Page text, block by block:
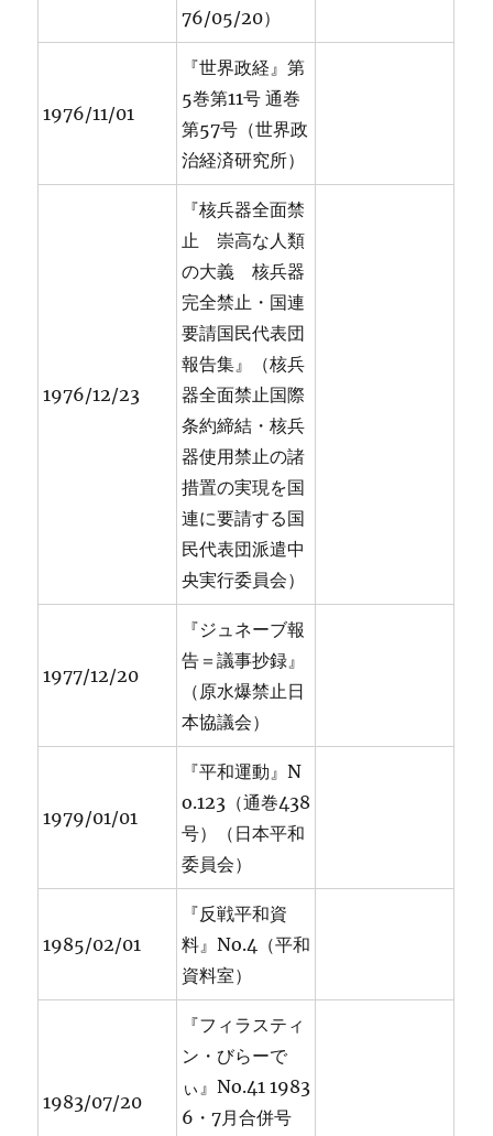
76/05/20）
1976/11/01
『世界政経』第
5巻第11号 通巻
第57号（世界政
治経済研究所）
1976/12/23
『核兵器全面禁
止 崇高な人類
の大義 核兵器
完全禁止・国連
要請国民代表団
報告集』（核兵
器全面禁止国際
条約締結・核兵
器使用禁止の諸
措置の実現を国
連に要請する国
民代表団派遣中
央実行委員会）
1977/12/20
『ジュネーブ報
告＝議事抄録』
（原水爆禁止日
本協議会）
1979/01/01
『平和運動』N
o.123（通巻438
号）（日本平和
委員会）
1985/02/01
『反戦平和資
料』No.4（平和
資料室）
1983/07/20
『フィラスティ
ン・びらーで
ぃ』No.41 1983
6・7月合併号